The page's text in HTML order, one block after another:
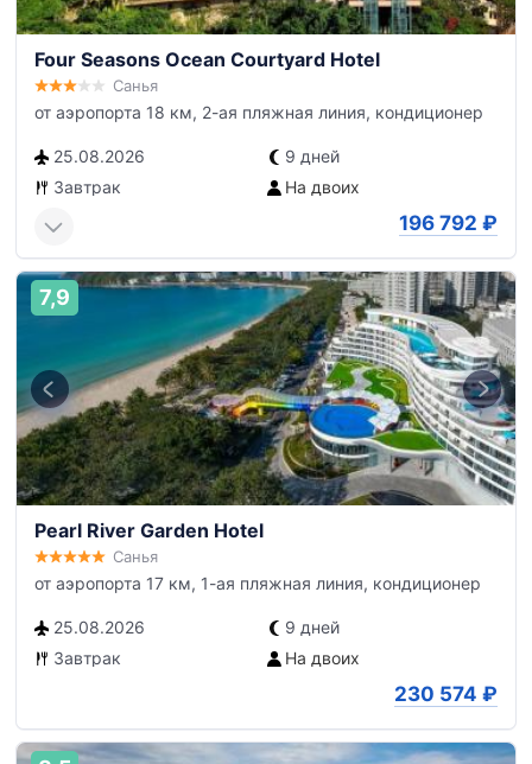
Four Seasons Ocean Courtyard Hotel
Санья
от аэропорта 18 км, 2-ая пляжная линия, кондиционер
25.08.2026
9 дней
Завтрак
На двоих
196 792 ₽
7,9
Pearl River Garden Hotel
Санья
от аэропорта 17 км, 1-ая пляжная линия, кондиционер
25.08.2026
9 дней
Завтрак
На двоих
230 574 ₽